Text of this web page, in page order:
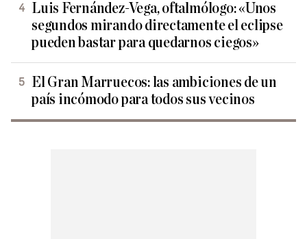
Luis Fernández-Vega, oftalmólogo: «Unos
segundos mirando directamente el eclipse
pueden bastar para quedarnos ciegos»
El Gran Marruecos: las ambiciones de un
país incómodo para todos sus vecinos